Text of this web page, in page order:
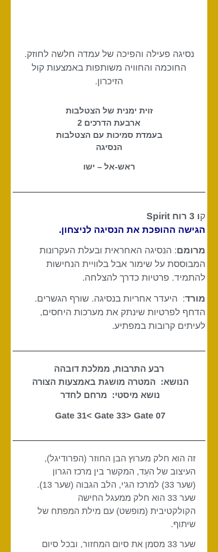
נסיגה פעילה והפיכה של עמדה חלשה לחוזק.
החוכמה והחוויה משותפות באמצעות קול
הזיכרון.
זוית ימנית של הצטלבות
ארבעת הדרכים 2
בעמדת סמיכות עם הצטלבות
הנסיגה
ראש-אל – ישו
קו 3 רוח
Spirit
הגישה ההופכת את הנסיגה לניצחון.
מרומם: הנסיגה האחראית ובעלת העקרונות
המבוססת על שימור אבל בלוויית הנחישות
להתמיד. פרטיות כדרך להצלחה.
מורד: היעדר אחריות בנסיגה. שורף הגשרים.
הדחף לפרטיות שינתק את מערכות היחסים,
לעיתים קרובות במפתיע.
רבע התרבות, ממלכת דובהה
הנושא: המטרה מושגת באמצעות הצורה
נושא מיסטי: מרחם לחדר
07 Gate 31<
Gate 33> Gate
זה הוא חלק מערוץ הבן החוזר (הפרודיגל),
העיצוב של העֵד, המקשר בין מרכז הגרון
(שער 33) למרכז הג'י, הלב הגבוה (שער 13).
שער 33 הוא חלק ממעגל החישה
הקולקטיבית (מופשט) עם מילת המפתח של
שיתוף.
שער 33 מסמן את סיום המחזור, ובכל סיום